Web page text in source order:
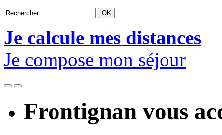
Je calcule mes distances
Je compose mon séjour
Frontignan vous